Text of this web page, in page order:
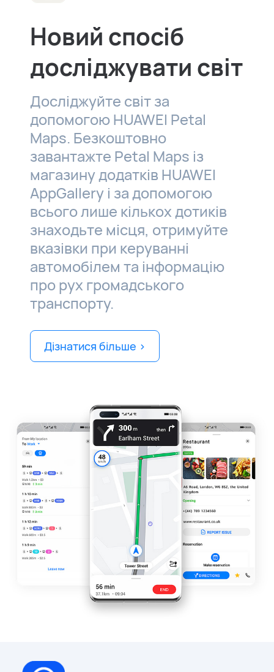
Новий спосіб
досліджувати світ
Досліджуйте світ за
допомогою HUAWEI Petal
Maps. Безкоштовно
завантажте Petal Maps із
магазину додатків HUAWEI
AppGallery і за допомогою
всього лише кількох дотиків
знаходьте місця, отримуйте
вказівки при керуванні
автомобілем та інформацію
про рух громадського
транспорту.
Дізнатися більше >